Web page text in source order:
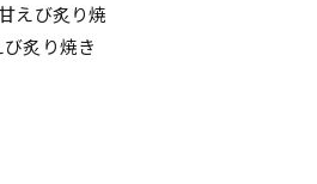
えび炙り焼
炙り焼き